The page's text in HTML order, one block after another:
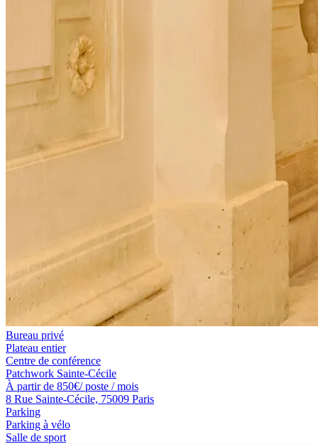
Bureau privé
Plateau entier
Centre de conférence
Patchwork Sainte-Cécile
À partir de 850€/ poste / mois
8 Rue Sainte-Cécile, 75009 Paris
Parking
Parking à vélo
Salle de sport